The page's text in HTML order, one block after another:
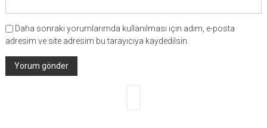
Daha sonraki yorumlarımda kullanılması için adım, e-posta
adresim ve site adresim bu tarayıcıya kaydedilsin.